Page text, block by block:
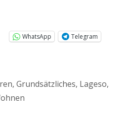
WhatsApp
Telegram
, Grundsätzliches, Lageso,